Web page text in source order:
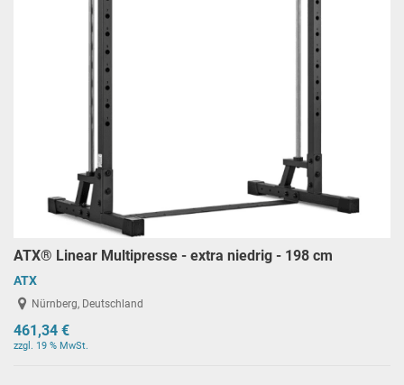
ATX® Linear Multipresse - extra niedrig - 198 cm
ATX
Nürnberg, Deutschland
461,34 €
zzgl. 19 % MwSt.